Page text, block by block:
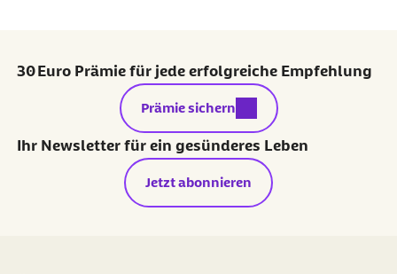
30 Euro Prämie für jede erfolgreiche Empfehlung
externer Link:
Prämie sichern
Ihr Newsletter für ein gesünderes Leben
Jetzt abonnieren